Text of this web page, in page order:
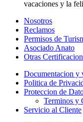
vacaciones y la
Nosotros
Reclamos
Permisos de
Asociado Anato
Otras
Documentacion y
Politica de
Proteccion de
Terminos y
Servicio al Cliente